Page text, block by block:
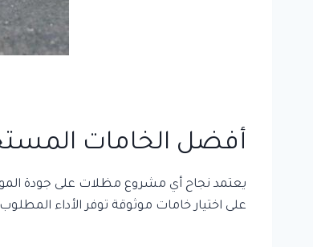
أفضل الخامات
يعتمد نجاح أي مشروع مظلات على جودة
على اختيار خامات موثوقة توفر الأداء